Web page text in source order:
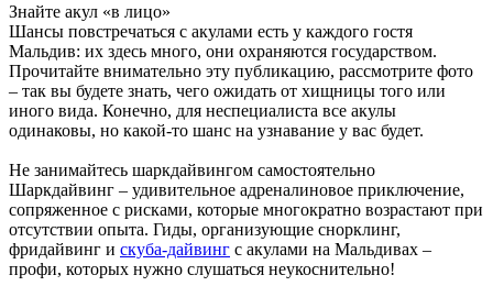
Знайте акул «в лицо»
Шансы повстречаться с акулами есть у каждого гостя
Мальдив: их здесь много, они охраняются государством.
Прочитайте внимательно эту публикацию, рассмотрите фото
– так вы будете знать, чего ожидать от хищницы того или
иного вида. Конечно, для неспециалиста все акулы
одинаковы, но какой-то шанс на узнавание у вас будет.
Не занимайтесь шаркдайвингом самостоятельно
Шаркдайвинг – удивительное адреналиновое приключение,
сопряженное с рисками, которые многократно возрастают при
отсутствии опыта. Гиды, организующие снорклинг,
фридайвинг и скуба-дайвинг с акулами на Мальдивах –
профи, которых нужно слушаться неукоснительно!